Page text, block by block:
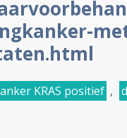
KRAS positief ,